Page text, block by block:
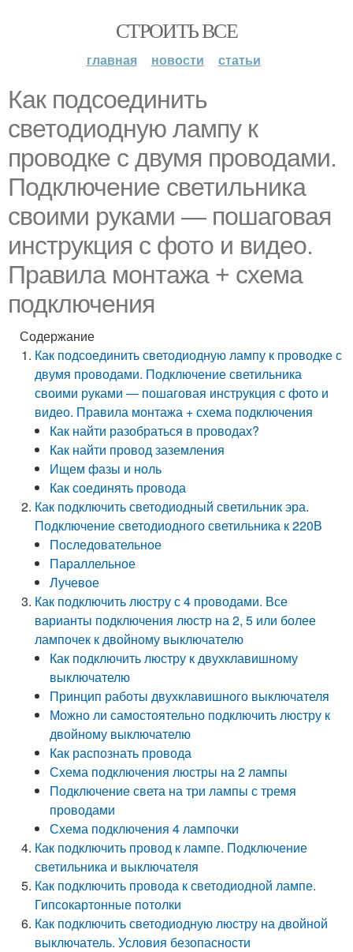
СТРОИТЬ ВСЕ
главная новости статьи
Как подсоединить
светодиодную лампу к
проводке с двумя проводами.
Подключение светильника
своими руками — пошаговая
инструкция с фото и видео.
Правила монтажа + схема
подключения
Содержание
Как подсоединить светодиодную лампу к проводке с
двумя проводами. Подключение светильника
своими руками — пошаговая инструкция с фото и
видео. Правила монтажа + схема подключения
Как найти разобраться в проводах?
Как найти провод заземления
Ищем фазы и ноль
Как соединять провода
Как подключить светодиодный светильник эра.
Подключение светодиодного светильника к 220В
Последовательное
Параллельное
Лучевое
Как подключить люстру с 4 проводами. Все
варианты подключения люстр на 2, 5 или более
лампочек к двойному выключателю
Как подключить люстру к двухклавишному
выключателю
Принцип работы двухклавишного выключателя
Можно ли самостоятельно подключить люстру к
двойному выключателю
Как распознать провода
Схема подключения люстры на 2 лампы
Подключение света на три лампы с тремя
проводами
Схема подключения 4 лампочки
Как подключить провод к лампе. Подключение
светильника и выключателя
Как подключить провода к светодиодной лампе.
Гипсокартонные потолки
Как подключить светодиодную люстру на двойной
выключатель. Условия безопасности